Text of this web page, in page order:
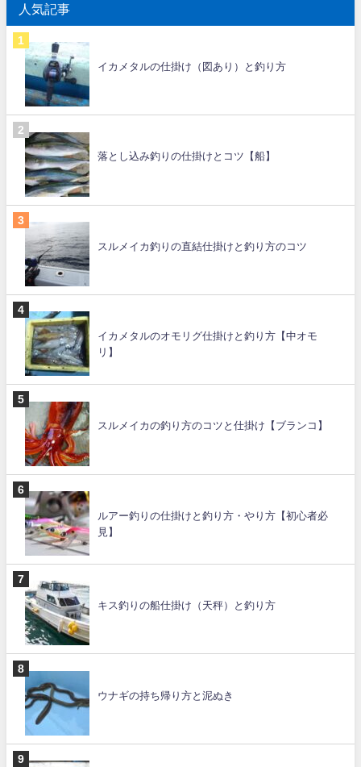
人気記事
イカメタルの仕掛け（図あり）と釣り方
落とし込み釣りの仕掛けとコツ【船】
スルメイカ釣りの直結仕掛けと釣り方のコツ
イカメタルのオモリグ仕掛けと釣り方【中オモ
リ】
スルメイカの釣り方のコツと仕掛け【ブランコ】
ルアー釣りの仕掛けと釣り方・やり方【初心者必
見】
キス釣りの船仕掛け（天秤）と釣り方
ウナギの持ち帰り方と泥ぬき